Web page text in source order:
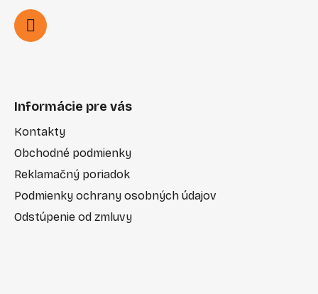
Informácie pre vás
Kontakty
Obchodné podmienky
Reklamačný poriadok
Podmienky ochrany osobných údajov
Odstúpenie od zmluvy